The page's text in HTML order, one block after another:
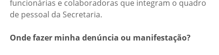
funcionárias e colaboradoras que integram o quadro
de pessoal da Secretaria.
Onde fazer minha denúncia ou manifestação?